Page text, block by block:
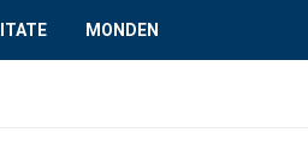
MONDEN